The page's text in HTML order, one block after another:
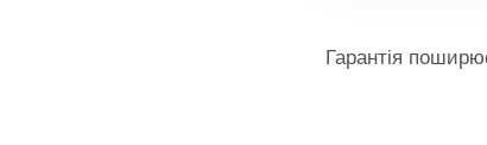
Гарантія